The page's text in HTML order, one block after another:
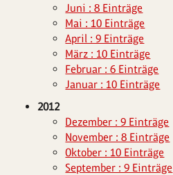
Juni : 8 Einträge
Mai : 10 Einträge
April : 9 Einträge
März : 10 Einträge
Februar : 6 Einträge
Januar : 10 Einträge
2012
Dezember : 9 Einträge
November : 8 Einträge
Oktober : 10 Einträge
September : 9 Einträge